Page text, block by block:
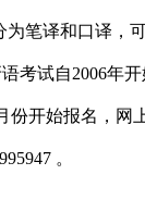
笔译和口译，
考试自2006年开
份开始报名，网
。